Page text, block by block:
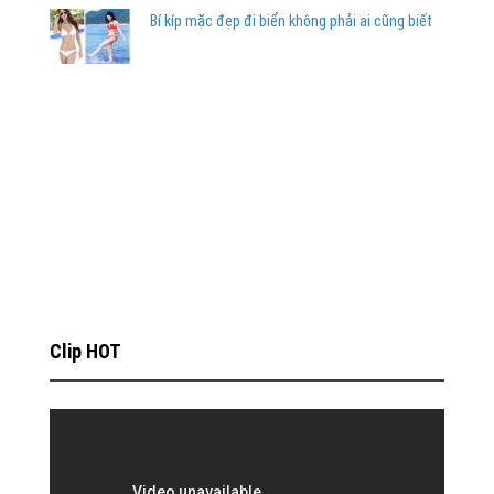
Bí kíp mặc đẹp đi biển không phải ai cũng biết
Clip HOT